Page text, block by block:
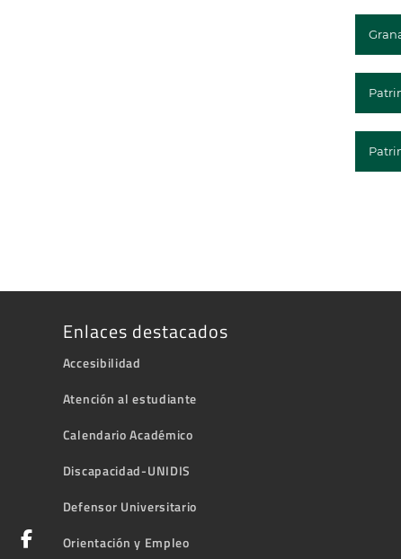
Enlaces destacados
Accesibilidad
Atención al estudiante
Calendario Académico
Discapacidad-UNIDIS
Defensor Universitario
Orientación y Empleo